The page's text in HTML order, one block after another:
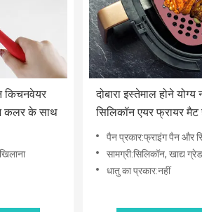
किचनवेयर
कलर के साथ
दोबारा इस्तेमाल होने
सिलिकॉन एयर फ्रायर मैट
टॉक्सिक
पैन प्रकार:फ्राइंग पैन और
सामग्री:सिलिकॉन, खाद्य
धातु का प्रकार:नहीं